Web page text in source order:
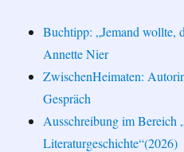
Buchtipp: „Jemand wollte,
Annette Nier
ZwischenHeimaten:
Gespräch
Ausschreibung im Bereich
Literaturgeschichte“(2026)